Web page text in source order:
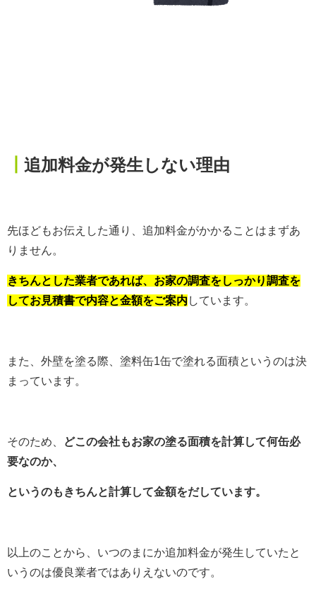
追加料金が発生しない理由
先ほどもお伝えした通り、追加料金がかかることはまずあ
りません。
きちんとした業者であれば、お家の調査をしっかり調査を
してお見積書で内容と金額をご案内 しています。
また、外壁を塗る際、塗料缶1缶で塗れる面積というのは決
まっています。
そのため、
どこの会社もお家の塗る面積を計算して何缶必
要なのか、
というのもきちんと計算して金額をだしています。
以上のことから、いつのまにか追加料金が発生していたと
いうのは優良業者ではありえないのです。